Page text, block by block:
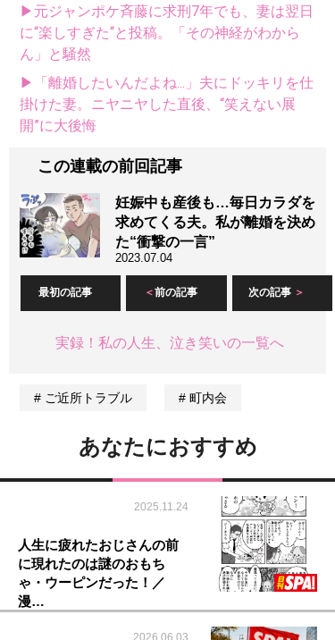
▶元ジャンポケ斉藤に求刑7年でも、妻は翌日
に“楽しすぎた“と投稿。「その神経がわから
ん」と騒然
▶「離婚したいんだよね...」夫にドッキリを仕
掛けた妻。ニヤニヤした直後、“笑えない展
開”に大後悔
この連載の前回記事
妊娠中も産後も…毎日カラダを
求めてくる夫。私が離婚を決め
た“衝撃の一言”
2023.07.04
最初の記事 前の記事 次の記事
実録！私の人生、泣き笑いの一覧へ
ご近所トラブル 町内会
あなたにおすすめ
2025.11.24
人生に疲れたおじさんの前
に現れたのは謎のおもち
ゃ・ウーピンだった！／
漫…
2026.06.03